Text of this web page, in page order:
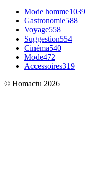
Mode homme1039
Gastronomie588
Voyage558
Suggestion554
Cinéma540
Mode472
Accessoires319
© Homactu 2026